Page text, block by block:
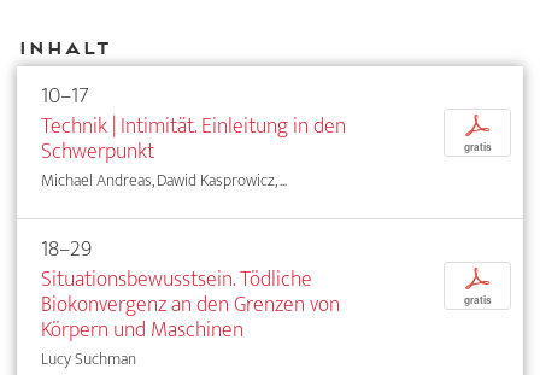
Inhalt
10–17
Technik | Intimität. Einleitung in den
Schwerpunkt
Michael Andreas, Dawid Kasprowicz, ...
p
gratis
18–29
Situationsbewusstsein. Tödliche
Biokonvergenz an den Grenzen von
Körpern und Maschinen
Lucy Suchman
p
gratis